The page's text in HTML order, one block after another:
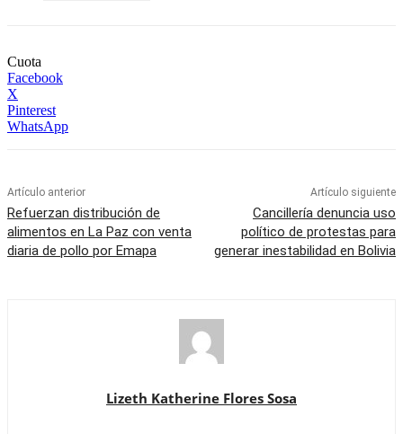
Cuota
Facebook
X
Pinterest
WhatsApp
Artículo anterior
Refuerzan distribución de
alimentos en La Paz con venta
diaria de pollo por Emapa
Artículo siguiente
Cancillería denuncia uso
político de protestas para
generar inestabilidad en Bolivia
Lizeth Katherine Flores Sosa